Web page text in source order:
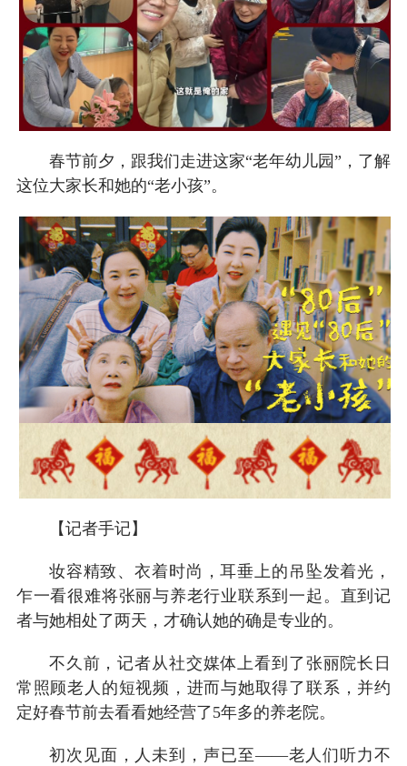
春节前夕，跟我们走进这家“老年幼儿园”，了解
这位大家长和她的“老小孩”。
【记者手记】
妆容精致、衣着时尚，耳垂上的吊坠发着光，
乍一看很难将张丽与养老行业联系到一起。直到记
者与她相处了两天，才确认她的确是专业的。
不久前，记者从社交媒体上看到了张丽院长日
常照顾老人的短视频，进而与她取得了联系，并约
定好春节前去看看她经营了5年多的养老院。
初次见面，人未到，声已至——老人们听力不